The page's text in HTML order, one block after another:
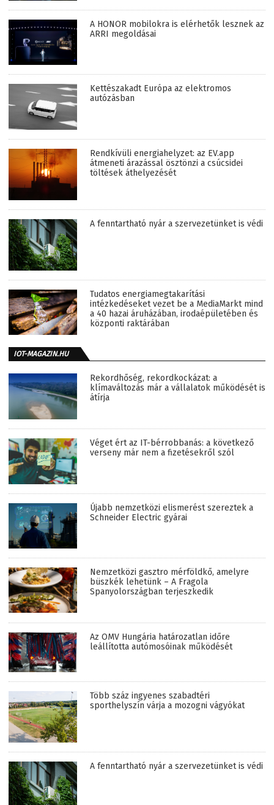
A HONOR mobilokra is elérhetők lesznek az
ARRI megoldásai
Kettészakadt Európa az elektromos
autózásban
Rendkívüli energiahelyzet: az EV.app
átmeneti árazással ösztönzi a csúcsidei
töltések áthelyezését
A fenntartható nyár a szervezetünket is védi
Tudatos energiamegtakarítási
intézkedéseket vezet be a MediaMarkt mind
a 40 hazai áruházában, irodaépületében és
központi raktárában
IOT-MAGAZIN.HU
Rekordhőség, rekordkockázat: a
klímaváltozás már a vállalatok működését is
átírja
Véget ért az IT-bérrobbanás: a következő
verseny már nem a fizetésekről szól
Újabb nemzetközi elismerést szereztek a
Schneider Electric gyárai
Nemzetközi gasztro mérföldkő, amelyre
büszkék lehetünk – A Fragola
Spanyolországban terjeszkedik
Az OMV Hungária határozatlan időre
leállította autómosóinak működését
Több száz ingyenes szabadtéri
sporthelyszín várja a mozogni vágyókat
A fenntartható nyár a szervezetünket is védi